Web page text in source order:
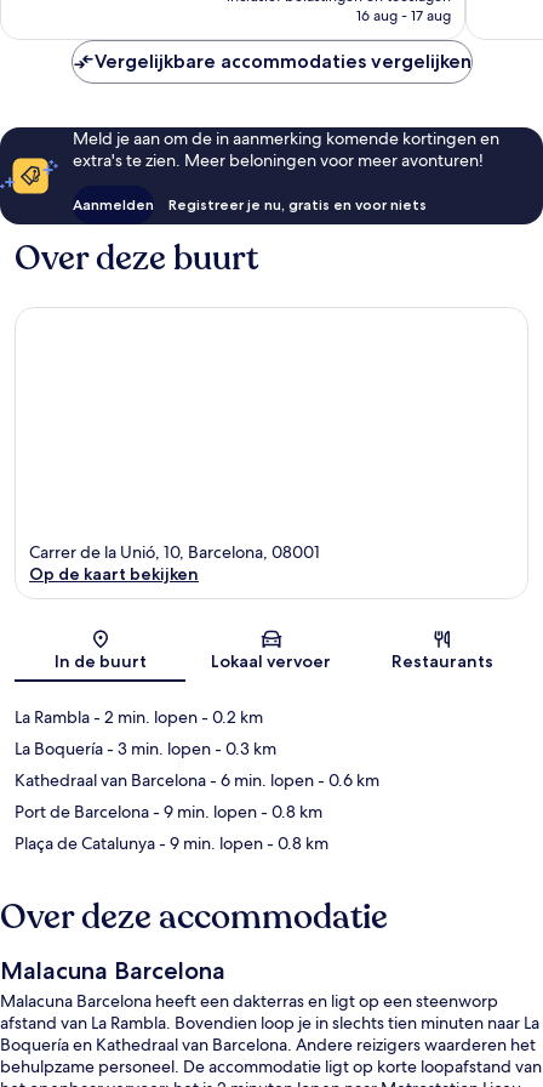
is
16 aug - 17 aug
Vergelijkbare accommodaties vergelijken
Meld je aan om de in aanmerking komende kortingen en
extra's te zien. Meer beloningen voor meer avonturen!
Aanmelden Registreer je nu, gratis en voor niets
Over deze buurt
Kaart
Carrer de la Unió, 10, Barcelona, 08001
Op de kaart bekijken
In de buurt Lokaal vervoer Restaurants
La Rambla- 2 min. lopen- 0.2 km
La Boquería- 3 min. lopen- 0.3 km
Kathedraal van Barcelona- 6 min. lopen- 0.6 km
Port de Barcelona- 9 min. lopen- 0.8 km
Plaça de Catalunya- 9 min. lopen- 0.8 km
Over deze accommodatie
Malacuna Barcelona
Malacuna Barcelona heeft een dakterras en ligt op een steenworp
afstand van La Rambla. Bovendien loop je in slechts tien minuten naar La
Boquería en Kathedraal van Barcelona. Andere reizigers waarderen het
behulpzame personeel. De accommodatie ligt op korte loopafstand van